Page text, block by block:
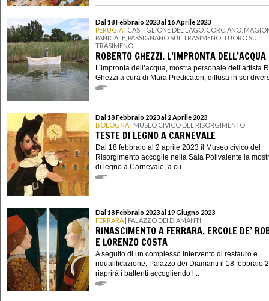
Dal 18 Febbraio 2023 al 16 Aprile 2023
PERUGIA | CASTIGLIONE DEL LAGO, CORCIANO,
PANICALE, PASSIGNANO SUL TRASIMENO, TUORO SUL
TRASIMENO
ROBERTO GHEZZI. L’IMPRONTA DELL’ACQUA
L’impronta dell’acqua, mostra personale dell’artista
Ghezzi a cura di Mara Predicatori, diffusa in sei
Dal 18 Febbraio 2023 al 2 Aprile 2023
BOLOGNA | MUSEO CIVICO DEL RISORGIMENTO
TESTE DI LEGNO A CARNEVALE
Dal 18 febbraio al 2 aprile 2023 il Museo civico del
Risorgimento accoglie nella Sala Polivalente la
di legno a Carnevale, a cu...
Dal 18 Febbraio 2023 al 19 Giugno 2023
FERRARA | PALAZZO DEI DIAMANTI
RINASCIMENTO A FERRARA. ERCOLE DE’
E LORENZO COSTA
A seguito di un complesso intervento di restauro e
riqualificazione, Palazzo dei Diamanti il 18 febbraio
riaprirà i battenti accogliendo l...